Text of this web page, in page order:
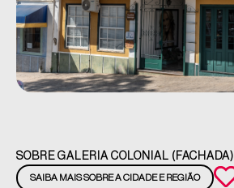
SOBRE GALERIA COLONIAL (FACHADA)
SAIBA MAIS SOBRE A CIDADE E REGIÃO